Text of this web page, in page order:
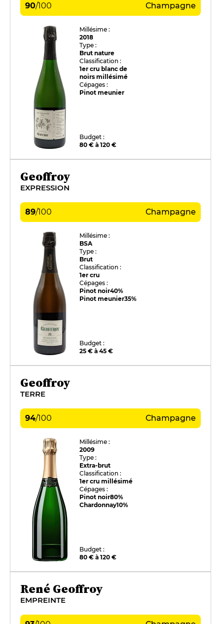
90/100 Champagne
Millésime :
2018
Type :
Brut nature
Classification :
1er cru blanc de
noirs millésimé
Cépages :
Pinot meunier
Budget :
80 € à 120 €
Geoffroy
EXPRESSION
89/100 Champagne
Millésime :
BSA
Type :
Brut
Classification :
1er cru
Cépages :
Pinot noir40%
Pinot meunier35%
Budget :
25 € à 45 €
Geoffroy
TERRE
94/100 Champagne
Millésime :
2009
Type :
Extra-brut
Classification :
1er cru millésimé
Cépages :
Pinot noir80%
Chardonnay10%
Budget :
80 € à 120 €
René Geoffroy
EMPREINTE